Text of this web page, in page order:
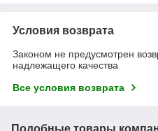
Условия возврата
Законом не предусмотрен
надлежащего качества
Все условия возврата
Подобные товары